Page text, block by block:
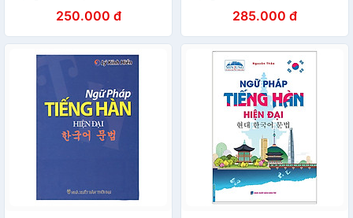
250.000 đ
bookmark )285.000 đ